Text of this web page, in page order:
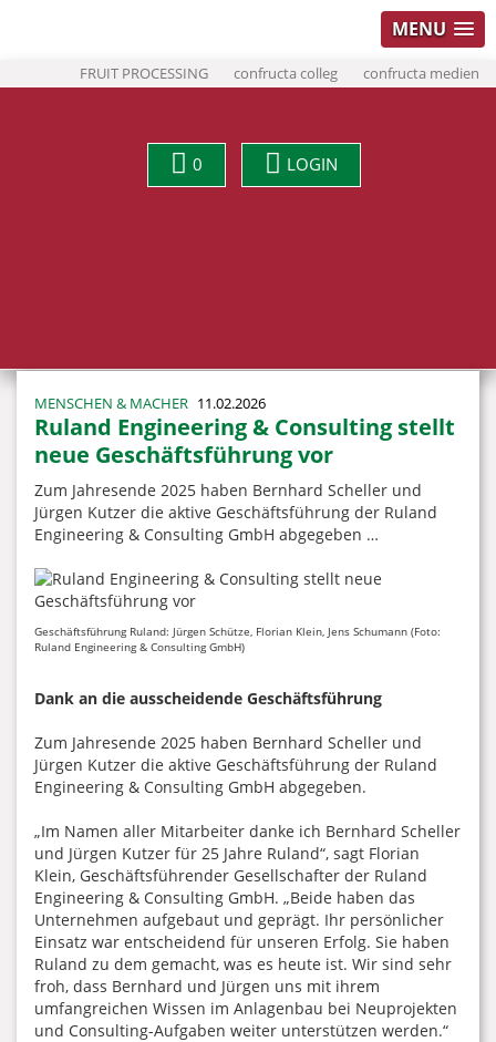
MENU
FRUIT PROCESSING confructa colleg confructa medien
0 LOGIN
MENSCHEN & MACHER 11.02.2026
Ruland Engineering & Consulting stellt
neue Geschäftsführung vor
Zum Jahresende 2025 haben Bernhard Scheller und
Jürgen Kutzer die aktive Geschäftsführung der Ruland
Engineering & Consulting GmbH abgegeben …
Geschäftsführung Ruland: Jürgen Schütze, Florian Klein, Jens Schumann (Foto:
Ruland Engineering & Consulting GmbH)
Dank an die ausscheidende Geschäftsführung
Zum Jahresende 2025 haben Bernhard Scheller und
Jürgen Kutzer die aktive Geschäftsführung der Ruland
Engineering & Consulting GmbH abgegeben.
„Im Namen aller Mitarbeiter danke ich Bernhard Scheller
und Jürgen Kutzer für 25 Jahre Ruland“, sagt Florian
Klein, Geschäftsführender Gesellschafter der Ruland
Engineering & Consulting GmbH. „Beide haben das
Unternehmen aufgebaut und geprägt. Ihr persönlicher
Einsatz war entscheidend für unseren Erfolg. Sie haben
Ruland zu dem gemacht, was es heute ist. Wir sind sehr
froh, dass Bernhard und Jürgen uns mit ihrem
umfangreichen Wissen im Anlagenbau bei Neuprojekten
und Consulting-Aufgaben weiter unterstützen werden.“